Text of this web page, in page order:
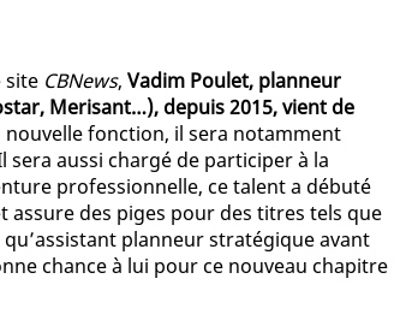
site CBNews, Vadim Poulet, planneur
Merisant…), depuis 2015, vient de
nouvelle fonction, il sera notamment
sera aussi chargé de participer à la
professionnelle, ce talent a débuté
assure des piges pour des titres tels que
planneur stratégique avant
chance à lui pour ce nouveau chapitre